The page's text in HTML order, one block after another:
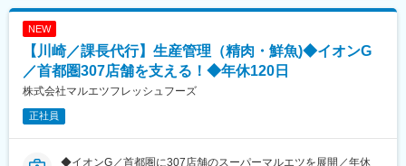
NEW
【川崎／課長代行】生産管理（精肉・鮮魚)◆イオンG
／首都圏307店舗を支える！◆年休120日
株式会社マルエツフレッシュフーズ
正社員
◆イオンG／首都圏に307店舗のスーパーマルエツを展開／年休